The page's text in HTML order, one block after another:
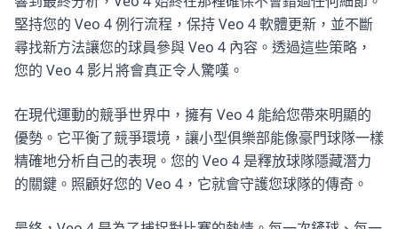
堅持您的 Veo 4 例行流程，保持 Veo 4 軟體更新，並不斷
尋找新方法讓您的球員參與 Veo 4 內容。透過這些策略，
您的 Veo 4 影片將會真正令人驚嘆。
在現代運動的競爭世界中，擁有 Veo 4 能給您帶來明顯的
優勢。它平衡了競爭環境，讓小型俱樂部能像豪門球隊一樣
精確地分析自己的表現。您的 Veo 4 是釋放球隊隱藏潛力
的關鍵。照顧好您的 Veo 4，它就會守護您球隊的傳奇。